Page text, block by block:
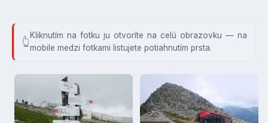
Kliknutím na fotku ju otvoríte na celú obrazovku — na
mobile medzi fotkami listujete potiahnutím prsta.